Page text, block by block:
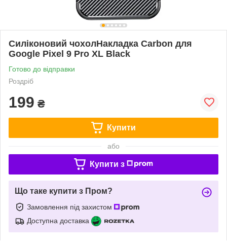
Силіконовий чохолНакладка Carbon для
Google Pixel 9 Pro XL Black
Готово до відправки
Роздріб
199 ₴
Купити
або
Купити з
Що таке купити з Пром?
Замовлення під захистом
Доступна доставка